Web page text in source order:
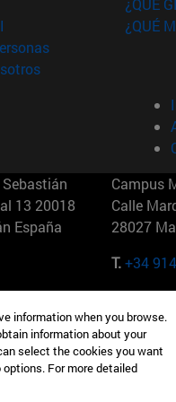
(abre en nueva ventana)
(abre en nueva
(abre en nueva
¿QUÉ
¿QUÉ
13 20018
España
Campus
Calle
28027
T.+34
Nueva York Maria-
Múnich
T.+49 89
information when you browse.
information about your
select the cookies you want
For more detailed